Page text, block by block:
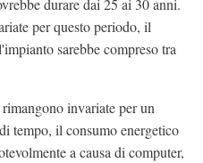
durare dai 25 ai 30 anni.
per questo periodo, il
sarebbe compreso tra
invariate per un
tempo, il consumo energetico
a causa di computer,